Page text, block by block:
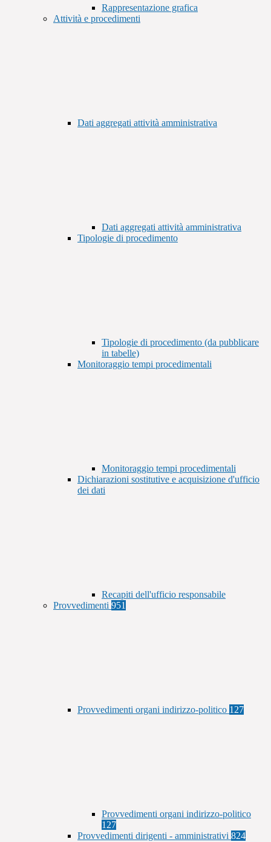
Rappresentazione grafica
Attività e procedimenti
Dati aggregati attività amministrativa
Dati aggregati attività amministrativa
Tipologie di procedimento
Tipologie di procedimento (da pubblicare
in tabelle)
Monitoraggio tempi procedimentali
Monitoraggio tempi procedimentali
Dichiarazioni sostitutive e acquisizione d'ufficio
dei dati
Recapiti dell'ufficio responsabile
Provvedimenti 951
Provvedimenti organi indirizzo-politico 127
Provvedimenti organi indirizzo-politico
127
Provvedimenti dirigenti - amministrativi 824